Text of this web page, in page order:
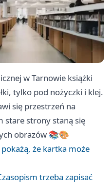
w Tarnowie książki
tylko pod nożyczki i klej.
się przestrzeń na
stare strony staną się
obrazów 📚🎨
że kartka może
trzeba zapisać